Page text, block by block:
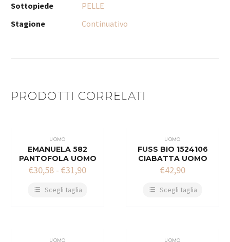
Sottopiede
PELLE
Stagione
Continuativo
PRODOTTI CORRELATI
UOMO
EMANUELA 582
PANTOFOLA UOMO
€30,58 - €31,90
Scegli taglia
UOMO
FUSS BIO 1524106
CIABATTA UOMO
€42,90
Scegli taglia
UOMO UOMO